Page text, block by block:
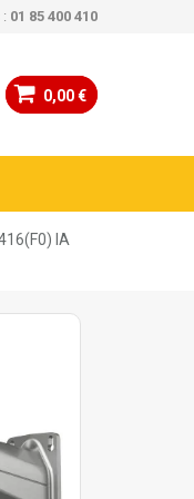
01 85 400 410
0,00 €
IA